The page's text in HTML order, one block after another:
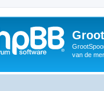
van de